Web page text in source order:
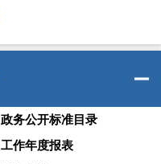
政务公开标准目录
工作年度报表